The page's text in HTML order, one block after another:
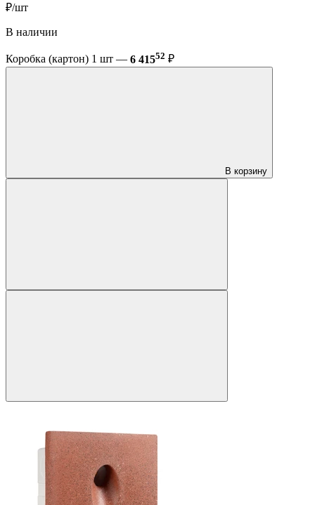
₽/шт
В наличии
Коробка (картон) 1 шт — 6 41552 ₽
В корзину